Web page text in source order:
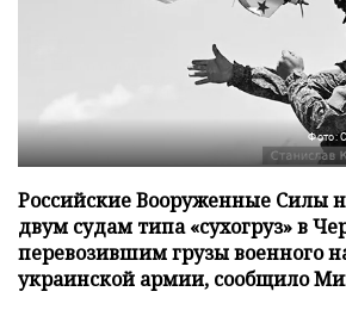
Фото:
Российские Вооруженные Силы
двум судам типа «сухогруз» в
перевозившим грузы военного
украинской армии, сообщило